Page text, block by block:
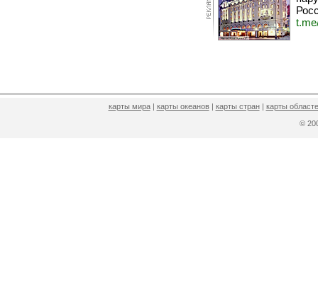
карты мира| карты океанов| карты стран| карты
©